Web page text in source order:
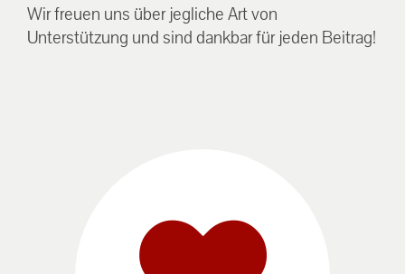
Wir freuen uns über jegliche Art von
Unterstützung und sind dankbar für jeden Beitrag!